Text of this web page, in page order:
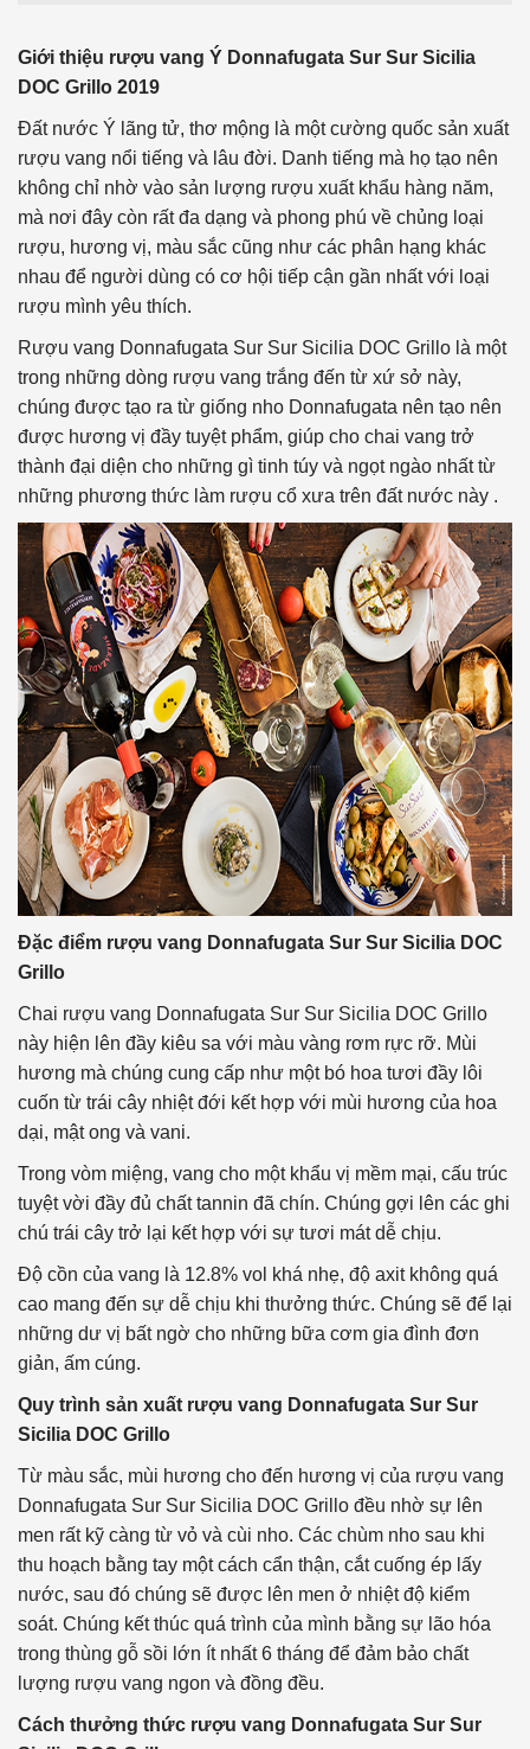
Giới thiệu rượu vang Ý Donnafugata Sur Sur Sicilia
DOC Grillo 2019
Đất nước Ý lãng tử, thơ mộng là một cường quốc sản xuất
rượu vang nổi tiếng và lâu đời. Danh tiếng mà họ tạo nên
không chỉ nhờ vào sản lượng rượu xuất khẩu hàng năm,
mà nơi đây còn rất đa dạng và phong phú về chủng loại
rượu, hương vị, màu sắc cũng như các phân hạng khác
nhau để người dùng có cơ hội tiếp cận gần nhất với loại
rượu mình yêu thích.
Rượu vang Donnafugata Sur Sur Sicilia DOC Grillo là một
trong những dòng rượu vang trắng đến từ xứ sở này,
chúng được tạo ra từ giống nho Donnafugata nên tạo nên
được hương vị đầy tuyệt phẩm, giúp cho chai vang trở
thành đại diện cho những gì tinh túy và ngọt ngào nhất từ
những phương thức làm rượu cổ xưa trên đất nước này .
Đặc điểm rượu vang Donnafugata Sur Sur Sicilia DOC
Grillo
Chai rượu vang Donnafugata Sur Sur Sicilia DOC Grillo
này hiện lên đầy kiêu sa với màu vàng rơm rực rỡ. Mùi
hương mà chúng cung cấp như một bó hoa tươi đầy lôi
cuốn từ trái cây nhiệt đới kết hợp với mùi hương của hoa
dại, mật ong và vani.
Trong vòm miệng, vang cho một khẩu vị mềm mại, cấu trúc
tuyệt vời đầy đủ chất tannin đã chín. Chúng gợi lên các ghi
chú trái cây trở lại kết hợp với sự tươi mát dễ chịu.
Độ cồn của vang là 12.8% vol khá nhẹ, độ axit không quá
cao mang đến sự dễ chịu khi thưởng thức. Chúng sẽ để lại
những dư vị bất ngờ cho những bữa cơm gia đình đơn
giản, ấm cúng.
Quy trình sản xuất rượu vang Donnafugata Sur Sur
Sicilia DOC Grillo
Từ màu sắc, mùi hương cho đến hương vị của rượu vang
Donnafugata Sur Sur Sicilia DOC Grillo đều nhờ sự lên
men rất kỹ càng từ vỏ và cùi nho. Các chùm nho sau khi
thu hoạch bằng tay một cách cẩn thận, cắt cuống ép lấy
nước, sau đó chúng sẽ được lên men ở nhiệt độ kiểm
soát. Chúng kết thúc quá trình của mình bằng sự lão hóa
trong thùng gỗ sồi lớn ít nhất 6 tháng để đảm bảo chất
lượng rượu vang ngon và đồng đều.
Cách thưởng thức rượu vang Donnafugata Sur Sur